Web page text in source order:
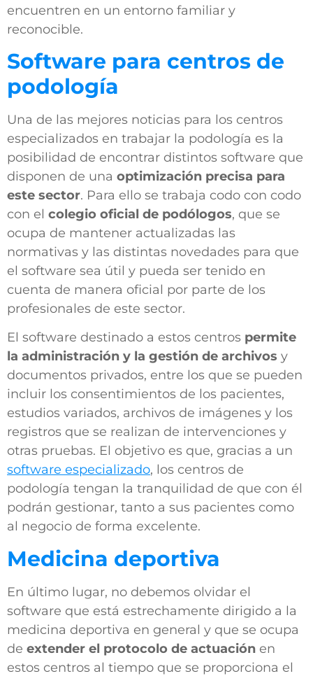
encuentren en un entorno familiar y
reconocible.
Software para centros de
podología
Una de las mejores noticias para los centros
especializados en trabajar la podología es la
posibilidad de encontrar distintos software que
disponen de una optimización precisa para
este sector. Para ello se trabaja codo con codo
con el colegio oficial de podólogos, que se
ocupa de mantener actualizadas las
normativas y las distintas novedades para que
el software sea útil y pueda ser tenido en
cuenta de manera oficial por parte de los
profesionales de este sector.
El software destinado a estos centros permite
la administración y la gestión de archivos y
documentos privados, entre los que se pueden
incluir los consentimientos de los pacientes,
estudios variados, archivos de imágenes y los
registros que se realizan de intervenciones y
otras pruebas. El objetivo es que, gracias a un
software especializado, los centros de
podología tengan la tranquilidad de que con él
podrán gestionar, tanto a sus pacientes como
al negocio de forma excelente.
Medicina deportiva
En último lugar, no debemos olvidar el
software que está estrechamente dirigido a la
medicina deportiva en general y que se ocupa
de extender el protocolo de actuación en
estos centros al tiempo que se proporciona el